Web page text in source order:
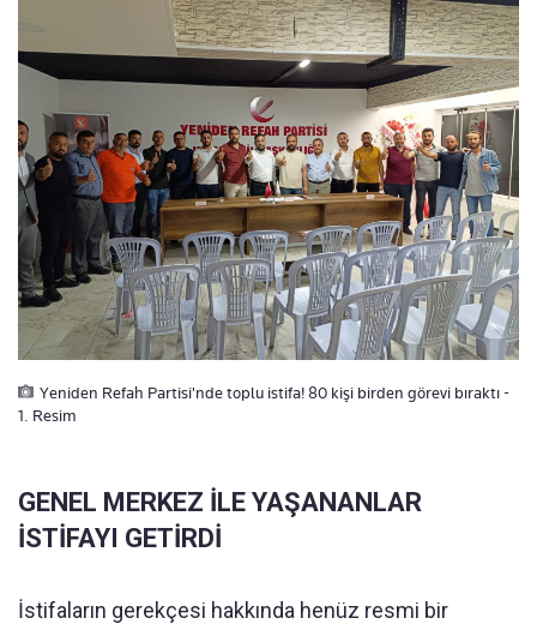
Yeniden Refah Partisi'nde toplu istifa! 80 kişi birden görevi bıraktı -
1. Resim
GENEL MERKEZ İLE YAŞANANLAR
İSTİFAYI GETİRDİ
İstifaların gerekçesi hakkında henüz resmi bir